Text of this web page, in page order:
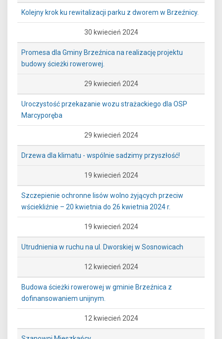
Kolejny krok ku rewitalizacji parku z dworem w Brzeźnicy.
30 kwiecień 2024
Promesa dla Gminy Brzeźnica na realizację projektu
budowy ścieżki rowerowej.
29 kwiecień 2024
Uroczystość przekazanie wozu strażackiego dla OSP
Marcyporęba
29 kwiecień 2024
Drzewa dla klimatu - wspólnie sadzimy przyszłość!
19 kwiecień 2024
Szczepienie ochronne lisów wolno żyjących przeciw
wściekliźnie – 20 kwietnia do 26 kwietnia 2024 r.
19 kwiecień 2024
Utrudnienia w ruchu na ul. Dworskiej w Sosnowicach
12 kwiecień 2024
Budowa ścieżki rowerowej w gminie Brzeźnica z
dofinansowaniem unijnym.
12 kwiecień 2024